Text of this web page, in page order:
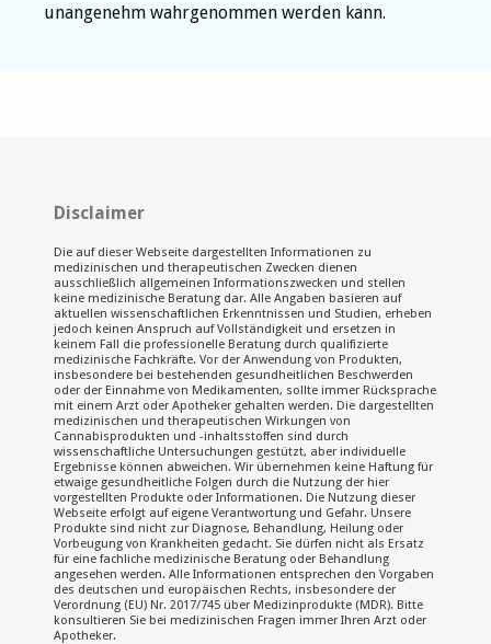
unangenehm wahrgenommen werden kann.
Disclaimer
Die auf dieser Webseite dargestellten Informationen zu
medizinischen und therapeutischen Zwecken dienen
ausschließlich allgemeinen Informationszwecken und stellen
keine medizinische Beratung dar. Alle Angaben basieren auf
aktuellen wissenschaftlichen Erkenntnissen und Studien, erheben
jedoch keinen Anspruch auf Vollständigkeit und ersetzen in
keinem Fall die professionelle Beratung durch qualifizierte
medizinische Fachkräfte. Vor der Anwendung von Produkten,
insbesondere bei bestehenden gesundheitlichen Beschwerden
oder der Einnahme von Medikamenten, sollte immer Rücksprache
mit einem Arzt oder Apotheker gehalten werden. Die dargestellten
medizinischen und therapeutischen Wirkungen von
Cannabisprodukten und -inhaltsstoffen sind durch
wissenschaftliche Untersuchungen gestützt, aber individuelle
Ergebnisse können abweichen. Wir übernehmen keine Haftung für
etwaige gesundheitliche Folgen durch die Nutzung der hier
vorgestellten Produkte oder Informationen. Die Nutzung dieser
Webseite erfolgt auf eigene Verantwortung und Gefahr. Unsere
Produkte sind nicht zur Diagnose, Behandlung, Heilung oder
Vorbeugung von Krankheiten gedacht. Sie dürfen nicht als Ersatz
für eine fachliche medizinische Beratung oder Behandlung
angesehen werden. Alle Informationen entsprechen den Vorgaben
des deutschen und europäischen Rechts, insbesondere der
Verordnung (EU) Nr. 2017/745 über Medizinprodukte (MDR). Bitte
konsultieren Sie bei medizinischen Fragen immer Ihren Arzt oder
Apotheker.